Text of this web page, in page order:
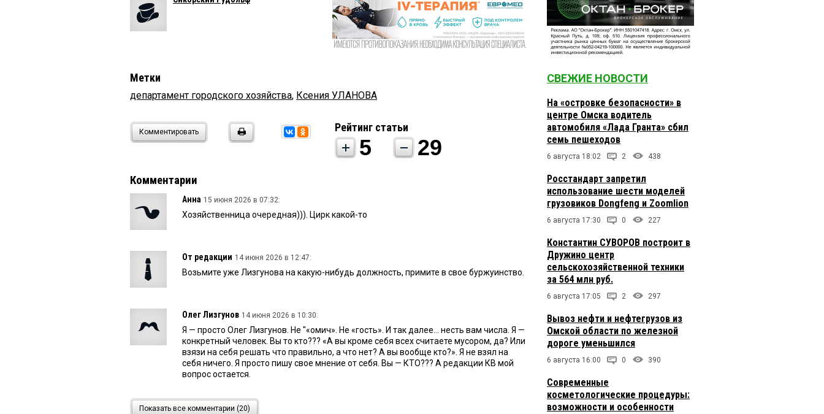
Метки
департамент городского хозяйства, Ксения УЛАНОВА
Комментировать Рейтинг статьи
5 29
Комментарии
Анна 15 июня 2026 в 07:32:
Хозяйственница очередная))). Цирк какой-то
От редакции 14 июня 2026 в 12:47:
Возьмите уже Лизгунова на какую-нибудь должность, примите в свое буржуинство.
Олег Лизгунов 14 июня 2026 в 10:30:
Я — просто Олег Лизгунов. Не "«омич». Не «гость». И так далее... несть вам числа. Я —
конкретный человек. Вы то кто??? «А вы кроме себя всех считаете мусором, да? Или
взязи на себя решать что правильно, а что нет? А вы вообще кто?». Я не взял на
себя ничего. Я просто пишу свое мнение от себя. Вы — КТО??? А редакции КВ мой
вопрос остается.
Олегу Лизгунову 14 июня 2026 в 09:47:
Показать все комментарии (20)
СВЕЖИЕ НОВОСТИ
На «островке безопасности» в
центре Омска водитель
автомобиля «Лада Гранта» сбил
семь пешеходов
6 августа 18:02 2 438
Росстандарт запретил
использование шести моделей
грузовиков Dongfeng и Zoomlion
6 августа 17:30 0 227
Константин СУВОРОВ построит в
Дружино центр
сельскохозяйственной техники
за 564 млн руб.
6 августа 17:05 2 297
Вывоз нефти и нефтегрузов из
Омской области по железной
дороге уменьшился
6 августа 16:00 0 390
Современные
косметологические процедуры:
возможности и особенности